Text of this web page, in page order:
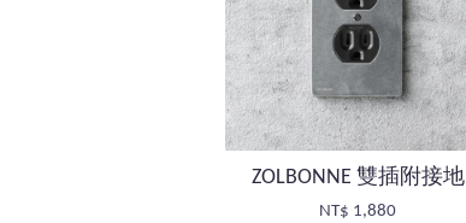
ZOLBONNE 雙插附接地
NT$ 1,880